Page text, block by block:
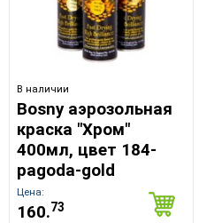
В наличии
Bosny аэрозольная
краска "Хром"
400мл, цвет 184-
pagoda-gold
Цена:
160.73